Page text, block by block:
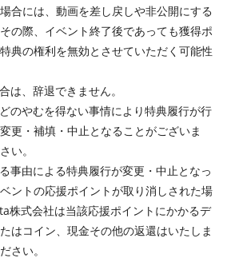
合には、動画を差し戻しや非公開にする
の際、イベント終了後であっても獲得ポ
典の権利を無効とさせていただく可能性
は、辞退できません。
のやむを得ない事情により特典履行が行
更・補填・中止となることがございま
い。
事由による特典履行が変更・中止となっ
ントの応援ポイントが取り消しされた場
株式会社は当該応援ポイントにかかるデ
はコイン、現金その他の返還はいたしま
さい。